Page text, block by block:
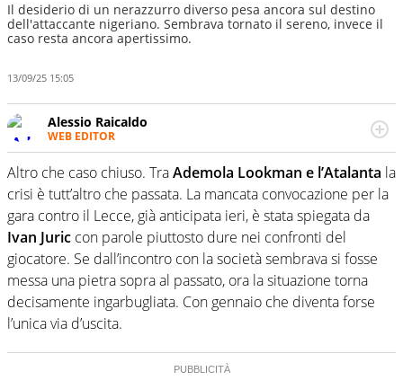
Il desiderio di un nerazzurro diverso pesa ancora sul destino
dell'attaccante nigeriano. Sembrava tornato il sereno, invece il
caso resta ancora apertissimo.
13/09/25 15:05
Alessio Raicaldo
WEB EDITOR
Un figlio che si chiama Diego e la tesi di laurea sugli stadi
di proprietà in Italia. Il calcio quale filo conduttore
irrinunciabile tra passione e professione. Per Virgilio
Sport indaga, approfondisce e scandaglia l'universo
mondo dello sport per antonomasia
Altro che caso chiuso. TraAdemola Lookman e l’Atalanta la
crisi è tutt’altro che passata. La mancata convocazione per la
gara contro il Lecce, già anticipata ieri, è stata spiegata da
Ivan Juric con parole piuttosto dure nei confronti del
giocatore. Se dall’incontro con la società sembrava si fosse
messa una pietra sopra al passato, ora la situazione torna
decisamente ingarbugliata. Con gennaio che diventa forse
l’unica via d’uscita.